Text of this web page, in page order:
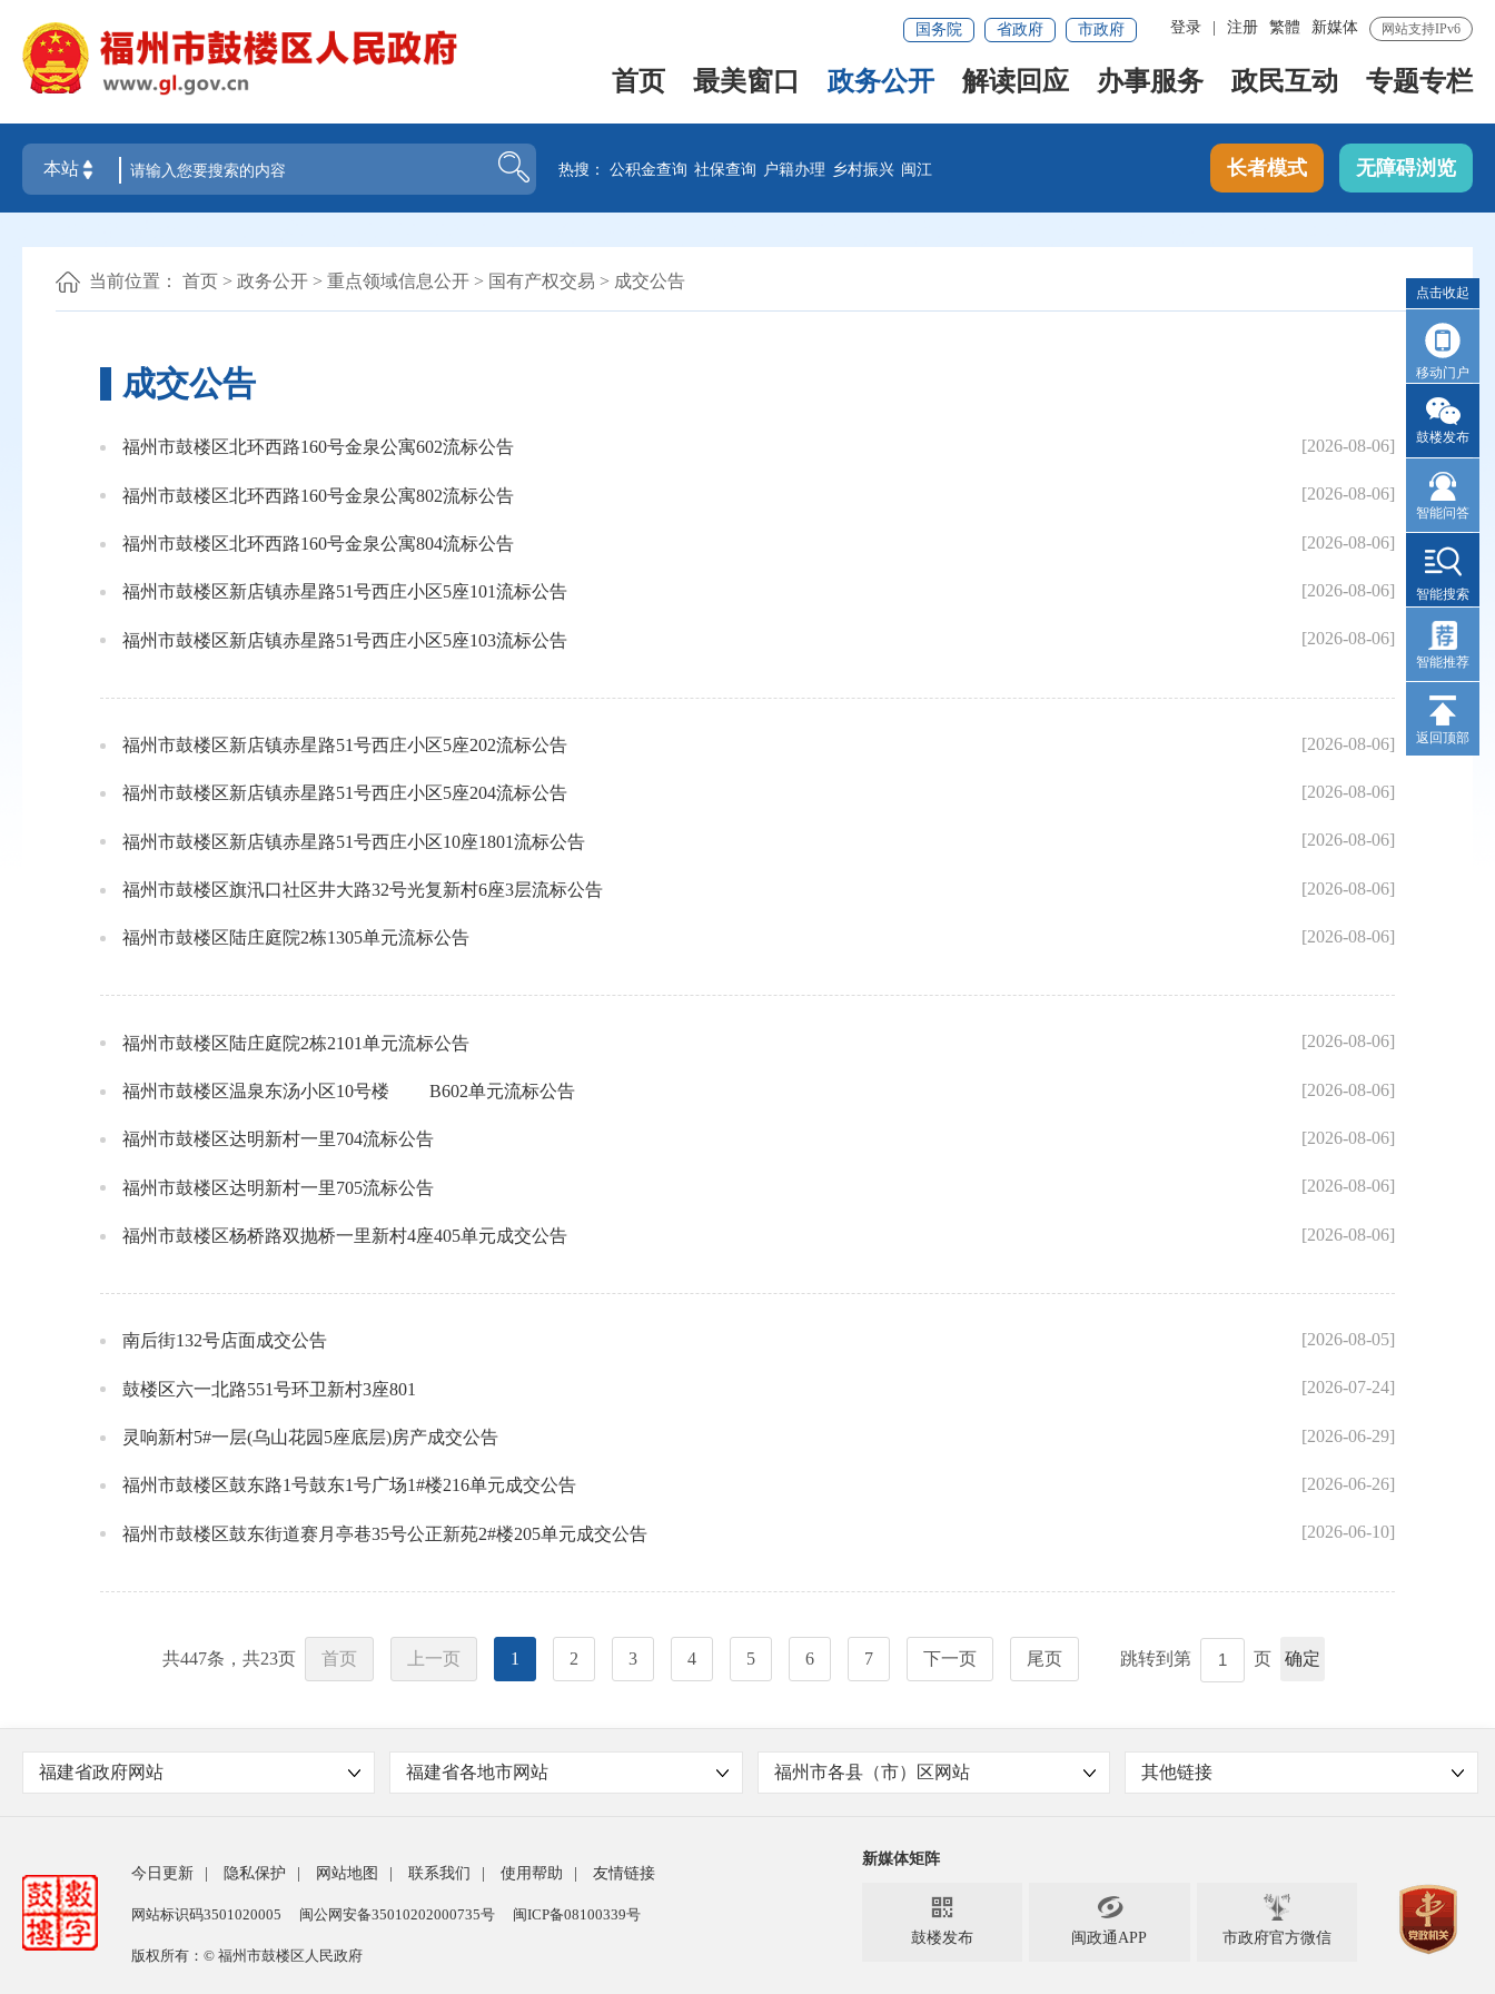
网站支持IPv6
新媒体
繁體
登录 注册
国务院 省政府 市政府
首页 最美窗口 政务公开 解读回应 办事服务 政民互动 专题专栏
热搜：公积金查询 社保查询 户籍办理 乡村振兴 闽江 长者模式 无障碍浏览
当前位置： 首页 > 政务公开 > 重点领域信息公开 > 国有产权交易 > 成交公告
成交公告
[2026-08-06]
福州市鼓楼区北环西路160号金泉公寓602流标公告
[2026-08-06]
福州市鼓楼区北环西路160号金泉公寓802流标公告
[2026-08-06]
福州市鼓楼区北环西路160号金泉公寓804流标公告
[2026-08-06]
福州市鼓楼区新店镇赤星路51号西庄小区5座101流标公告
[2026-08-06]
福州市鼓楼区新店镇赤星路51号西庄小区5座103流标公告
[2026-08-06]
福州市鼓楼区新店镇赤星路51号西庄小区5座202流标公告
[2026-08-06]
福州市鼓楼区新店镇赤星路51号西庄小区5座204流标公告
[2026-08-06]
福州市鼓楼区新店镇赤星路51号西庄小区10座1801流标公告
[2026-08-06]
福州市鼓楼区旗汛口社区井大路32号光复新村6座3层流标公告
[2026-08-06]
福州市鼓楼区陆庄庭院2栋1305单元流标公告
[2026-08-06]
福州市鼓楼区陆庄庭院2栋2101单元流标公告
[2026-08-06]
福州市鼓楼区温泉东汤小区10号楼 B602单元流标公告
[2026-08-06]
福州市鼓楼区达明新村一里704流标公告
[2026-08-06]
福州市鼓楼区达明新村一里705流标公告
[2026-08-06]
福州市鼓楼区杨桥路双抛桥一里新村4座405单元成交公告
[2026-08-05]
南后街132号店面成交公告
[2026-07-24]
鼓楼区六一北路551号环卫新村3座801
[2026-06-29]
灵响新村5#一层(乌山花园5座底层)房产成交公告
[2026-06-26]
福州市鼓楼区鼓东路1号鼓东1号广场1#楼216单元成交公告
[2026-06-10]
福州市鼓楼区鼓东街道赛月亭巷35号公正新苑2#楼205单元成交公告
共447条，共23页 首页 上一页 1 2 3 4 5 6 7 下一页 尾页 跳转到第 页 确定
福建省政府网站 福建省各地市网站 福州市各县（市）区网站 其他链接
今日更新 隐私保护 网站地图 联系我们 使用帮助 友情链接
网站标识码3501020005 闽公网安备35010202000735号 闽ICP备08100339号
版权所有：© 福州市鼓楼区人民政府
新媒体矩阵

鼓楼发布

闽政通APP 市政府官方微信
点击收起
移动门户
鼓楼发布
智能问答
智能搜索
智能推荐
返回顶部